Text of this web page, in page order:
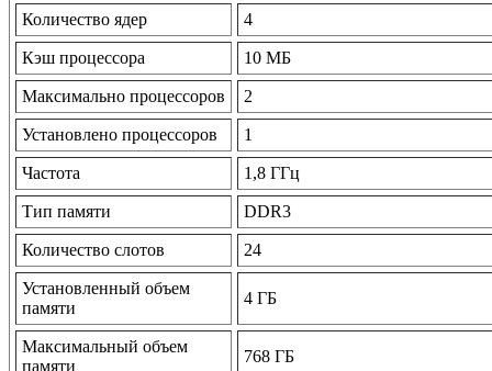
Количество ядер 4
Кэш процессора 10 МБ
Максимально процессоров 2
Установлено процессоров 1
Частота 1,8 ГГц
Тип памяти DDR3
Количество слотов 24
Установленный объем
памяти
4 ГБ
Максимальный объем
памяти
768 ГБ